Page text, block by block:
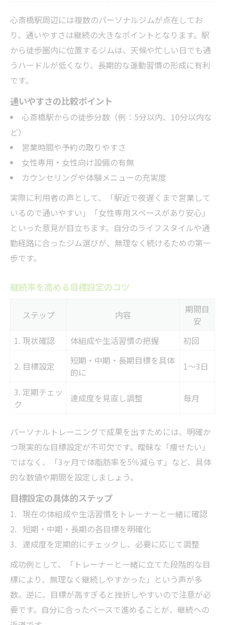
心斎橋駅周辺には複数のパーソナルジムが点在してお
り、通いやすさは継続の大きなポイントとなります。駅
から徒歩圏内に位置するジムは、天候や忙しい日でも通
うハードルが低くなり、長期的な運動習慣の形成に有利
です。
通いやすさの比較ポイント
心斎橋駅からの徒歩分数（例：5分以内、10分以内な
ど）
営業時間や予約の取りやすさ
女性専用・女性向け設備の有無
カウンセリングや体験メニューの充実度
実際に利用者の声として、「駅近で夜遅くまで営業して
いるので通いやすい」「女性専用スペースがあり安心」
といった意見が目立ちます。自分のライフスタイルや通
勤経路に合ったジム選びが、無理なく続けるための第一
歩です。
継続率を高める目標設定のコツ
ステップ 内容
期間目
安
1. 現状確認
体組成や生活習慣の把握 初回
2. 目標設定
短期・中期・長期目標を具体
的に
1〜3日
3. 定期チェッ
ク
達成度を見直し調整 毎月
パーソナルトレーニングで成果を出すためには、明確か
つ現実的な目標設定が不可欠です。曖昧な「痩せたい」
ではなく、「3ヶ月で体脂肪率を5％減らす」など、具体
的な数値や期間を設定しましょう。
目標設定の具体的ステップ
現在の体組成や生活習慣をトレーナーと一緒に確認
短期・中期・長期の各目標を明確化
達成度を定期的にチェックし、必要に応じて調整
成功例として、「トレーナーと一緒に立てた段階的な目
標により、無理なく継続しやすかった」という声が多
数。逆に、目標が高すぎると挫折しやすいので注意が必
要です。自分に合ったペースで進めることが、継続への